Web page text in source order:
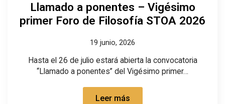
Llamado a ponentes – Vigésimo
primer Foro de Filosofía STOA 2026
19 junio, 2026
Hasta el 26 de julio estará abierta la convocatoria
“Llamado a ponentes” del Vigésimo primer…
Leer más